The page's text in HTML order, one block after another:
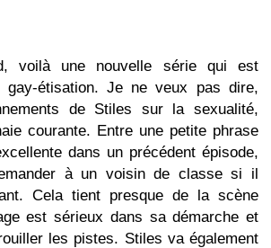
voilà une nouvelle série qui est
gay-étisation. Je ne veux pas dire,
de Stiles sur la sexualité,
courante. Entre une petite phrase
dans un précédent épisode,
à un voisin de classe si il
Cela tient presque de la scène
est sérieux dans sa démarche et
les pistes. Stiles va également